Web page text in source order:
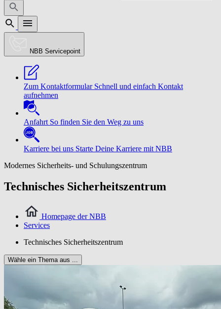
NBB Servicepoint
Zum Kontaktformular Schnell und einfach Kontakt
aufnehmen
Anfahrt So finden Sie den Weg zu uns
Karriere bei uns Starte Deine Karriere mit NBB
Modernes Sicherheits- und Schulungszentrum
Technisches Sicherheitszentrum
Homepage der NBB
Services
Technisches Sicherheitszentrum
Wähle ein Thema aus ...